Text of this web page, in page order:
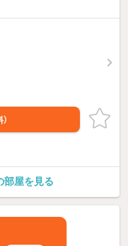
部屋を見る